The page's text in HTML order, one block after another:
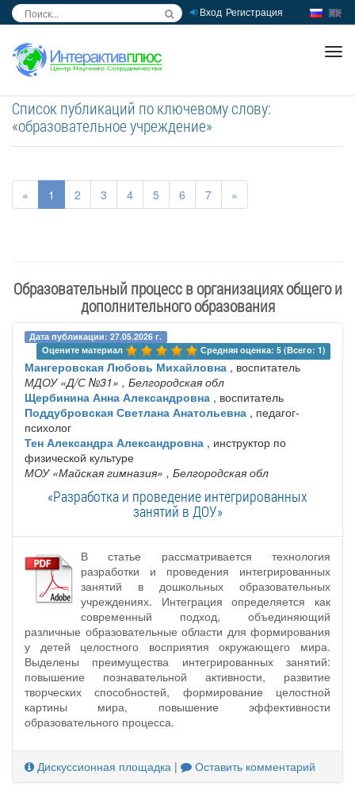
Вход Регистрация
Список публикаций по ключевому слову:
«образовательное учреждение»
« 1 2 3 4 5 6 7 »
Образовательный процесс в организациях общего и
дополнительного образования
Дата публикации: 27.05.2026 г.
Оцените материал
Средняя оценка: 5 (Всего: 1)
Мангеровская Любовь Михайловна , воспитатель
МДОУ «Д/С №31» , Белгородская обл
Щербинина Анна Александровна , воспитатель
Поддубровская Светлана Анатольевна , педагог-
психолог
Тен Александра Александровна , инструктор по
физической культуре
МОУ «Майская гимназия» , Белгородская обл
«Разработка и проведение интегрированных
занятий в ДОУ»
В статье рассматривается технология
разработки и проведения интегрированных
занятий в дошкольных образовательных
учреждениях. Интеграция определяется как
современный подход, объединяющий
различные образовательные области для формирования
у детей целостного восприятия окружающего мира.
Выделены преимущества интегрированных занятий:
повышение познавательной активности, развитие
творческих способностей, формирование целостной
картины мира, повышение эффективности
образовательного процесса.
Дискуссионная площадка | Оставить комментарий